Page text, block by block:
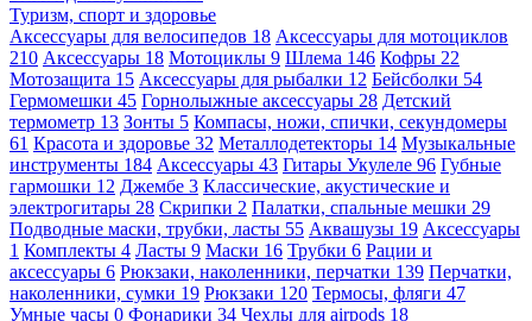
Туризм, спорт и здоровье
Аксессуары для велосипедов 18 Аксессуары для мотоциклов
210 Аксессуары 18 Мотоциклы 9 Шлема 146 Кофры 22
Мотозащита 15 Аксессуары для рыбалки 12 Бейсболки 54
Гермомешки 45 Горнолыжные аксессуары 28 Детский
термометр 13 Зонты 5 Компасы, ножи, спички, секундомеры
61 Красота и здоровье 32 Металлодетекторы 14 Музыкальные
инструменты 184 Аксессуары 43 Гитары Укулеле 96 Губные
гармошки 12 Джембе 3 Классические, акустические и
электрогитары 28 Скрипки 2 Палатки, спальные мешки 29
Подводные маски, трубки, ласты 55 Аквашузы 19 Аксессуары
1 Комплекты 4 Ласты 9 Маски 16 Трубки 6 Рации и
аксессуары 6 Рюкзаки, наколенники, перчатки 139 Перчатки,
наколенники, сумки 19 Рюкзаки 120 Термосы, фляги 47
Умные часы 0 Фонарики 34 Чехлы для airpods 18